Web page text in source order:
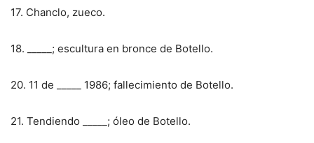
17. Chanclo, zueco.
18. _____; escultura en bronce de Botello.
20. 11 de _____ 1986; fallecimiento de Botello.
21. Tendiendo _____; óleo de Botello.